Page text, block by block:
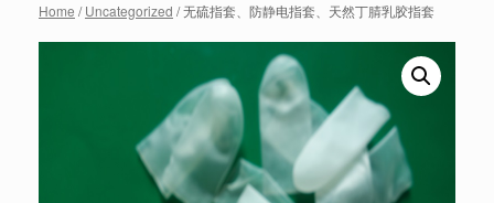
Home /Uncategorized / 无硫指套、防静电指套、天然丁腈乳胶指套